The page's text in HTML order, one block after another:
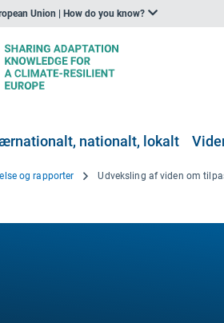
Union | How do you know?
nationalt, lokalt
og rapporter